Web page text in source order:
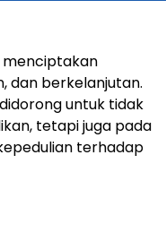
menciptakan
dan berkelanjutan.
untuk tidak
tetapi juga pada
terhadap